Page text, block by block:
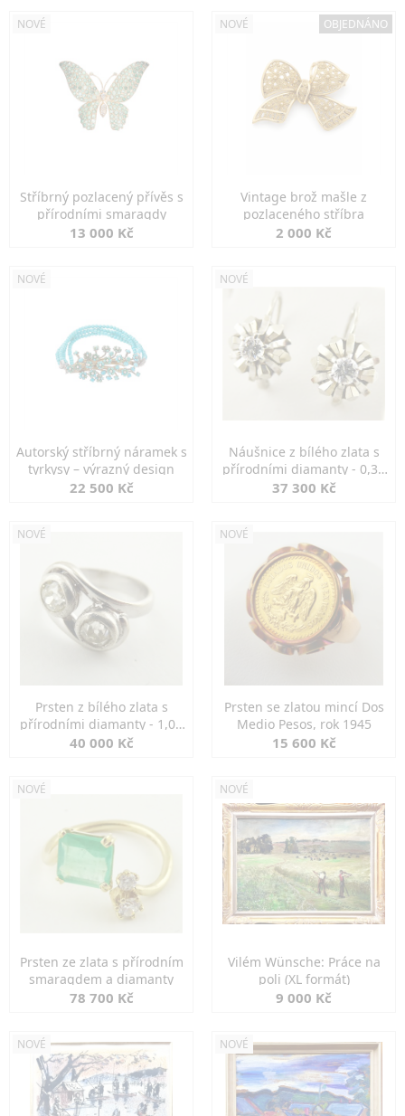
NOVÉ
Stříbrný pozlacený přívěs s
přírodními smaragdy
13 000 Kč
NOVÉ OBJEDNÁNO
Vintage brož mašle z
pozlaceného stříbra
2 000 Kč
NOVÉ
Autorský stříbrný náramek s
tyrkysy – výrazný design
22 500 Kč
NOVÉ
Náušnice z bílého zlata s
přírodními diamanty - 0,30
ct
37 300 Kč
NOVÉ
Prsten z bílého zlata s
přírodními diamanty - 1,00
ct
40 000 Kč
NOVÉ
Prsten se zlatou mincí Dos
Medio Pesos, rok 1945
15 600 Kč
NOVÉ
Prsten ze zlata s přírodním
smaragdem a diamanty
78 700 Kč
NOVÉ
Vilém Wünsche: Práce na
poli (XL formát)
9 000 Kč
NOVÉ NOVÉ